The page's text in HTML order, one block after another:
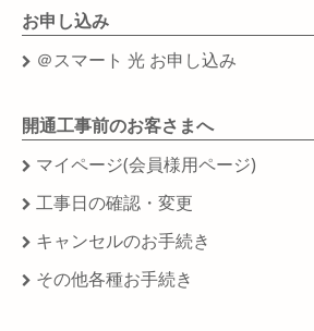
お申し込み
＠スマート 光 お申し込み
開通工事前のお客さまへ
マイページ(会員様用ページ)
工事日の確認・変更
キャンセルのお手続き
その他各種お手続き